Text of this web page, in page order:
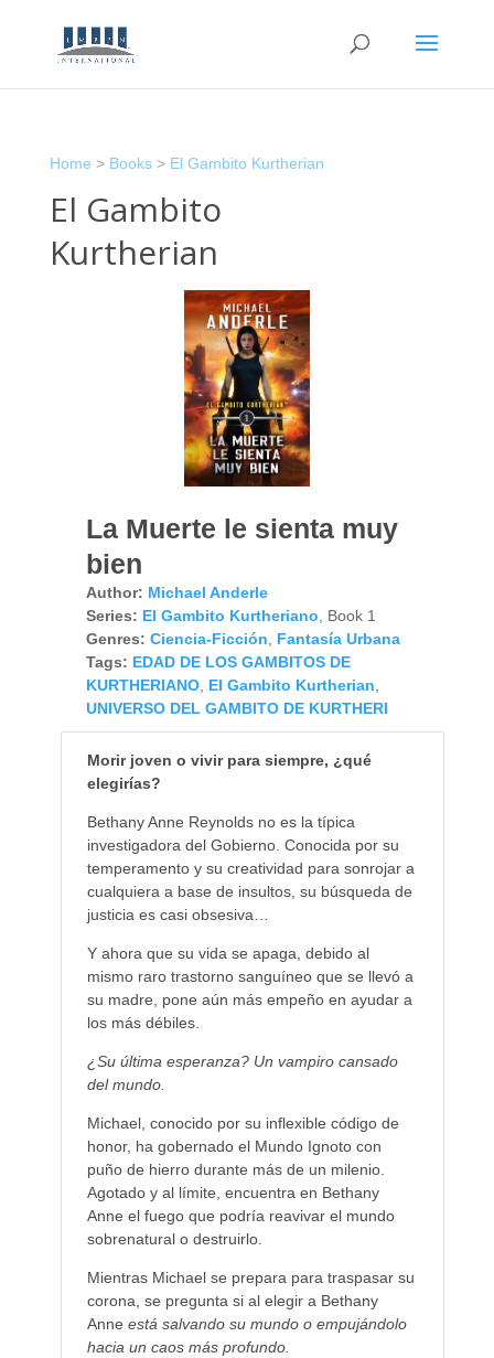
Home > Books> El Gambito Kurtherian
El Gambito
Kurtherian
La Muerte le sienta muy
bien
Author: Michael Anderle
Series: El Gambito Kurtheriano, Book 1
Genres: Ciencia-Ficción, Fantasía Urbana
Tags: EDAD DE LOS GAMBITOS DE
KURTHERIANO, El Gambito Kurtherian,
UNIVERSO DEL GAMBITO DE KURTHERI
Morir joven o vivir para siempre, ¿qué
elegirías?
Bethany Anne Reynolds no es la típica
investigadora del Gobierno. Conocida por su
temperamento y su creatividad para sonrojar a
cualquiera a base de insultos, su búsqueda de
justicia es casi obsesiva…
Y ahora que su vida se apaga, debido al
mismo raro trastorno sanguíneo que se llevó a
su madre, pone aún más empeño en ayudar a
los más débiles.
¿Su última esperanza? Un vampiro cansado
del mundo.
Michael, conocido por su inflexible código de
honor, ha gobernado el Mundo Ignoto con
puño de hierro durante más de un milenio.
Agotado y al límite, encuentra en Bethany
Anne el fuego que podría reavivar el mundo
sobrenatural o destruirlo.
Mientras Michael se prepara para traspasar su
corona, se pregunta si al elegir a Bethany
Anne está salvando su mundo o empujándolo
hacia un caos más profundo.